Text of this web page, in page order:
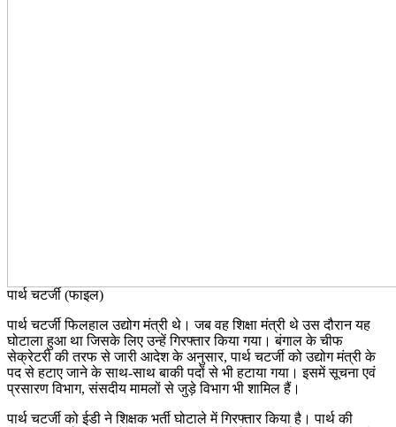
पार्थ चटर्जी (फाइल)
पार्थ चटर्जी फिलहाल उद्योग मंत्री थे। जब वह शिक्षा मंत्री थे उस दौरान यह
घोटाला हुआ था जिसके लिए उन्हें गिरफ्तार किया गया। बंगाल के चीफ
सेक्रेटरी की तरफ से जारी आदेश के अनुसार, पार्थ चटर्जी को उद्योग मंत्री के
पद से हटाए जाने के साथ-साथ बाकी पदों से भी हटाया गया। इसमें सूचना एवं
प्रसारण विभाग, संसदीय मामलों से जुड़े विभाग भी शामिल हैं।
पार्थ चटर्जी को ईडी ने शिक्षक भर्ती घोटाले में गिरफ्तार किया है। पार्थ की